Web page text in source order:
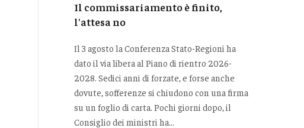
Il commissariamento è finito,
l'attesa no
Il 3 agosto la Conferenza Stato-Regioni ha
dato il via libera al Piano di rientro 2026-
2028. Sedici anni di forzate, e forse anche
dovute, sofferenze si chiudono con una firma
su un foglio di carta. Pochi giorni dopo, il
Consiglio dei ministri ha...